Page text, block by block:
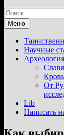
Найти:
Меню
Научные
От
Lib
Написать